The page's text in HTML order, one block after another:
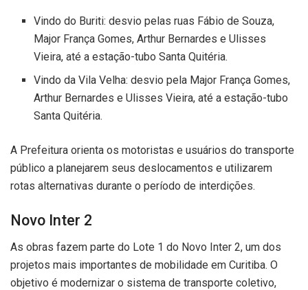
Vindo do Buriti: desvio pelas ruas Fábio de Souza,
Major França Gomes, Arthur Bernardes e Ulisses
Vieira, até a estação-tubo Santa Quitéria.
Vindo da Vila Velha: desvio pela Major França Gomes,
Arthur Bernardes e Ulisses Vieira, até a estação-tubo
Santa Quitéria.
A Prefeitura orienta os motoristas e usuários do transporte
público a planejarem seus deslocamentos e utilizarem
rotas alternativas durante o período de interdições.
Novo Inter 2
As obras fazem parte do Lote 1 do Novo Inter 2, um dos
projetos mais importantes de mobilidade em Curitiba. O
objetivo é modernizar o sistema de transporte coletivo,